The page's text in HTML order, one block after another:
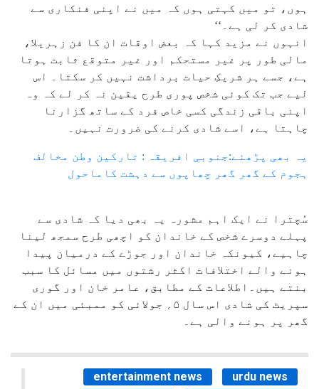
ہوں، تو میں کہتی ہوں کہ میں نے اپنی فنکاری سے
شادی کر لی ہے۔‘‘
انہوں نے مزید کہا کہ بعض اوقات ان کا فن زہریلا،
مالی طور پر غیر مستحکم اور غیر متوقع ثابت ہوتا
ہے، جسے ہر شریکِ حیات برداشت نہیں کر سکتا۔ اس
لیے جب تک کوئی شخص پوری طرح یقین نہ کر لے کہ وہ
اپنی باقی زندگی کسی خاص فرد کے ساتھ گزارنا
چاہتا ہے، اسے شادی کرنے کی ضرورت نہیں۔
یہ بھی پڑھئے:جنوبی افریقہ : تارکین وطن مخالف
ہجوم کے گھر گھر چھاپوں سے دہشت کاماحول
سُچترا نے ایک اہم مشورہ یہ بھی دیا کہ شادی سے
پہلے دوسرے شخص کے خاندان کو اچھی طرح سمجھ لینا
چاہیے، کیونکہ خاندان اور جوڑے کے درمیان پیدا
ہونے والے اختلافات اکثر رشتوں میں مسائل کا سبب
بنتے ہیں۔اطلاعات کے مطابق، عامر خان اور گوری
سپریٹ کی شادی اس سال ۵؍ جولائی کو ممبئی میں ان کے
گھر پر ہونے والی ہے۔
entertainment news
urdu news